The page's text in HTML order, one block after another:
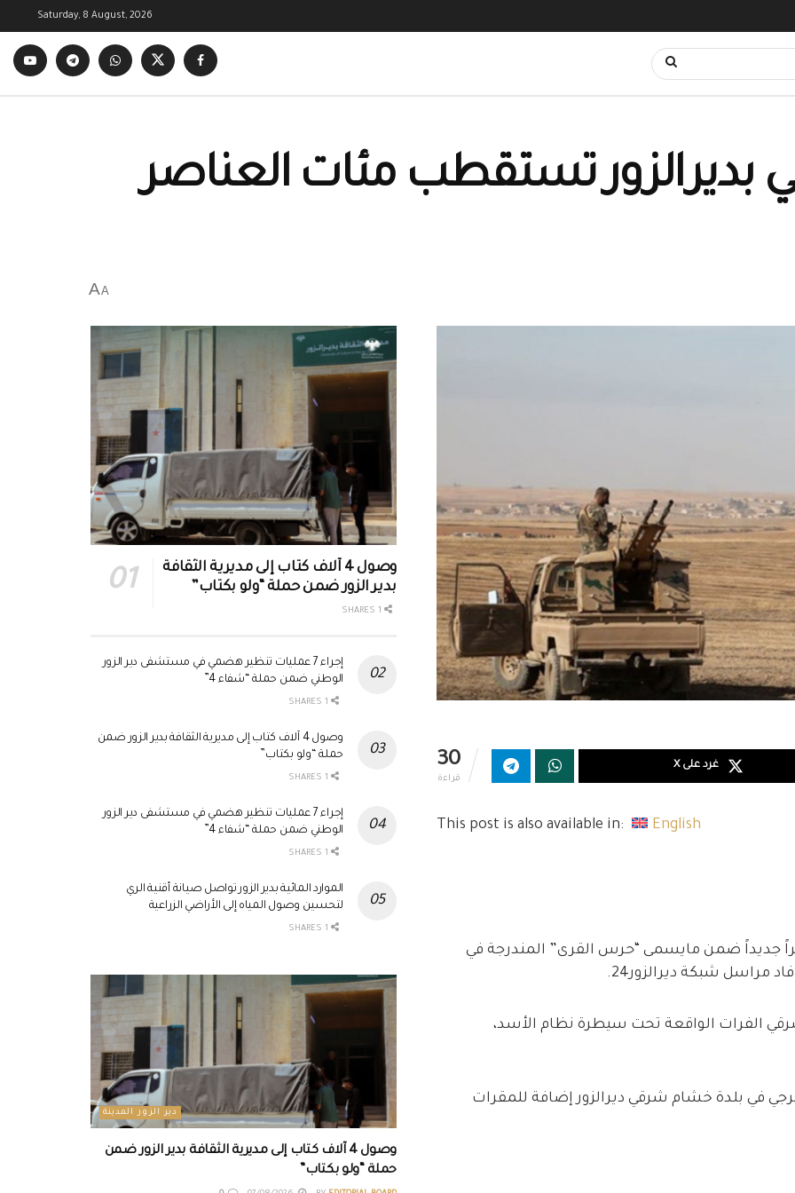
Saturday, 8 August, 2026
بديرالزور تستقطب مئات العناصر
A
A
30
قراءة
غرد على X
This post is also available in: English
القاطرجي أكثر من 300 عنصراً جديداً ضمن مايسمى “حرس القرى” المندرجة في
مراسل شبكة ديرالزور24.
الفرات الواقعة تحت سيطرة نظام الأسد،
في بلدة خشام شرقي ديرالزور إضافة للمقرات
وصول 4 آلاف كتاب إلى مديرية الثقافة
بدير الزور ضمن حملة “ولو بكتاب”
إجراء 7 عمليات تنظير هضمي في مستشفى دير الزور
الوطني ضمن حملة “شفاء 4”
وصول 4 آلاف كتاب إلى مديرية الثقافة بدير الزور ضمن
حملة “ولو بكتاب”
إجراء 7 عمليات تنظير هضمي في مستشفى دير الزور
الوطني ضمن حملة “شفاء 4”
الموارد المائية بدير الزور تواصل صيانة أقنية الري
لتحسين وصول المياه إلى الأراضي الزراعية
دير الزور المدينة
وصول 4 آلاف كتاب إلى مديرية الثقافة بدير الزور ضمن
حملة “ولو بكتاب”